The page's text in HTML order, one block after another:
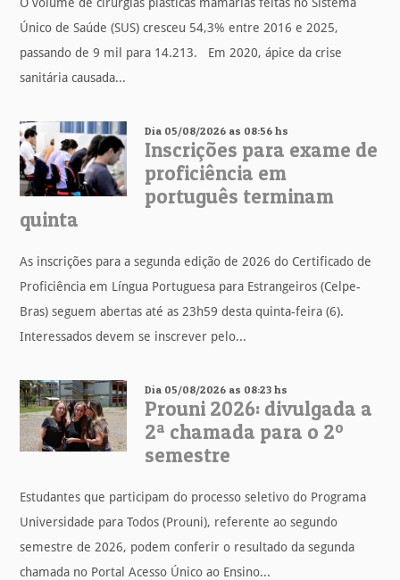
Único de Saúde (SUS) cresceu 54,3% entre 2016 e 2025,
passando de 9 mil para 14.213. Em 2020, ápice da crise
sanitária causada...
Dia 05/08/2026 as 08:56 hs
Inscrições para exame de
proficiência em
português terminam
quinta
As inscrições para a segunda edição de 2026 do Certificado de
Proficiência em Língua Portuguesa para Estrangeiros (Celpe-
Bras) seguem abertas até as 23h59 desta quinta-feira (6).
Interessados devem se inscrever pelo...
Dia 05/08/2026 as 08:23 hs
Prouni 2026: divulgada a
2ª chamada para o 2º
semestre
Estudantes que participam do processo seletivo do Programa
Universidade para Todos (Prouni), referente ao segundo
semestre de 2026, podem conferir o resultado da segunda
chamada no Portal Acesso Único ao Ensino...